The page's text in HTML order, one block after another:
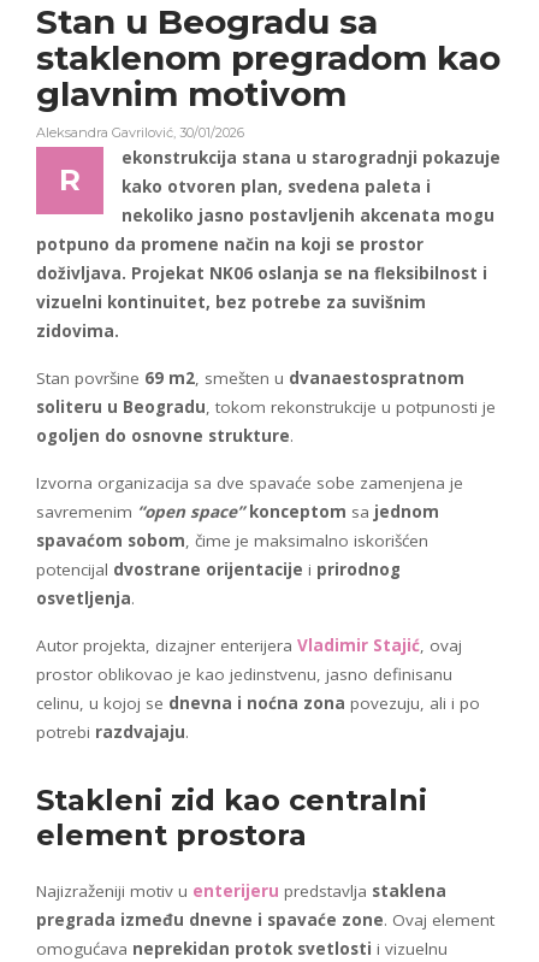
Stan u Beogradu sa
staklenom pregradom kao
glavnim motivom
Aleksandra Gavrilović, 30/01/2026
R
ekonstrukcija stana u starogradnji pokazuje
kako otvoren plan, svedena paleta i
nekoliko jasno postavljenih akcenata mogu
potpuno da promene način na koji se prostor
doživljava. Projekat NK06 oslanja se na fleksibilnost i
vizuelni kontinuitet, bez potrebe za suvišnim
zidovima.
Stan površine 69 m2, smešten u dvanaestospratnom
soliteru u Beogradu, tokom rekonstrukcije u potpunosti je
ogoljen do osnovne strukture.
Izvorna organizacija sa dve spavaće sobe zamenjena je
savremenim “open space”konceptom sa jednom
spavaćom sobom, čime je maksimalno iskorišćen
potencijal dvostrane orijentacije i prirodnog
osvetljenja.
Autor projekta, dizajner enterijera Vladimir Stajić, ovaj
prostor oblikovao je kao jedinstvenu, jasno definisanu
celinu, u kojoj se dnevna i noćna zona povezuju, ali i po
potrebi razdvajaju.
Stakleni zid kao centralni
element prostora
Najizraženiji motiv u enterijeru predstavlja staklena
pregrada između dnevne i spavaće zone. Ovaj element
omogućava neprekidan protok svetlosti i vizuelnu